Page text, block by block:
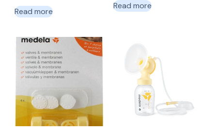
Read more
Read more